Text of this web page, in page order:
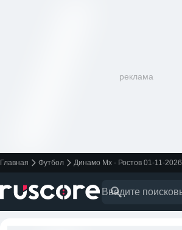
реклама
Главная Футбол Динамо Мх - Ростов 01-11-2026